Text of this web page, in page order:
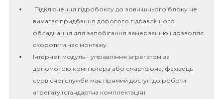
Підключення гідробоксу до зовнішнього блоку не
вимагає придбання дорогого гідравлічного
обладнання для запобігання замерзанню і дозволяє
скоротити час монтажу.
Інтернет-модуль - управління агрегатом за
допомогою комп'ютера або смартфона, фахівець
сервісної служби має прямий доступ до роботи
агрегату (стандартна комплектація).